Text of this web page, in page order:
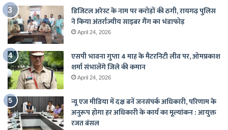
डिजिटल अरेस्ट के नाम पर करोड़ों की ठगी, रायगढ़ पुलिस
ने किया अंतर्राज्यीय साइबर गैंग का भंडाफोड़
April 24, 2026
एसपी भावना गुप्ता 4 माह के मैटरनिटी लीव पर, ओमप्रकाश
शर्मा संभालेंगे जिले की कमान
April 24, 2026
न्यू एज मीडिया में दक्ष बनें जनसंपर्क अधिकारी, परिणाम के
अनुरूप होगा हर अधिकारी के कार्य का मूल्यांकन : आयुक्त
रजत बंसल